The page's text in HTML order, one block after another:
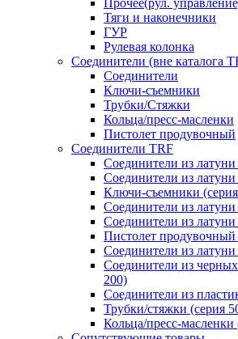
Прочее(рул.
Тяги и наконечники
ГУР
Рулевая колонка
Соединители (вне каталога
Соединители
Ключи-cъемники
Трубки/Стяжки
Кольца/пресс-масленки
Пистолет продувочный
Соединители TRF
Соединители из латуни
Соединители из
Ключи-съемники
Соединители из
Соединители из
Пистолет продувочный
Соединители из
Соединители из
200)
Соединители из
Трубки/стяжки (серия
Кольца/пресс-масленки